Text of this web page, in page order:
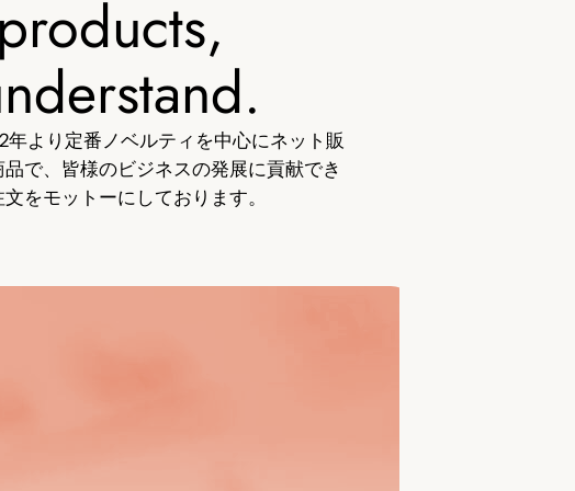
より定番ノベルティを中心にネット販
で、皆様のビジネスの発展に貢献でき
をモットーにしております。